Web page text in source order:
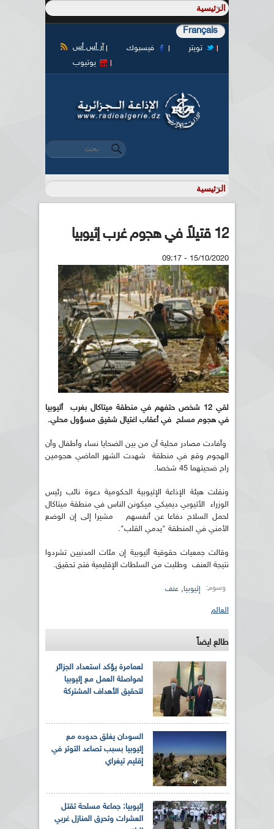
Français
آر أس أس فيسبوك
تويتر
يوتيوب
استمارة البحث
‏بحث ‏
12 قتيلاً في هجوم غرب إثيوبيا
15/10/2020 - 09:17
لقي 12 شخص حتفهم في منطقة ميتاكال بغرب أثيوبيا
في هجوم مسلح في أعقاب اغتيال شقيق مسؤول محلي.
وأفادت مصادر محلية أن من بين الضحايا نساء وأطفال وأن
الهجوم وقع في منطقة شهدت الشهر الماضي هجومين
راح ضحيتهما 45 شخصا.
ونقلت هيئة الإذاعة الإثيوبية الحكومية دعوة نائب رئيس
الوزراء الأثيوبي ديميكي ميكونن الناس في منطقة ميتاكال
لحمل السلاح دفاعا عن أنفسهم مشيرا إلى إن الوضع
الأمني في المنطقة "يدمي القلب".
وقالت جمعيات حقوقية أثيوبية إن مئات المدنيين تشردوا
نتيجة العنف وطلبت من السلطات الإقليمية فتح تحقيق.
وسوم: إثيوبيا, عنف
العالم
طالع ايضاً
لعمامرة يؤكد استعداد الجزائر
لمواصلة العمل مع إثيوبيا
لتحقيق الأهداف المشتركة
السودان يغلق حدوده مع
إثيوبيا بسبب تصاعد التوتر في
إقليم تيغراي
إثيوبيا: جماعة مسلحة تقتل
العشرات وتحرق المنازل غربي